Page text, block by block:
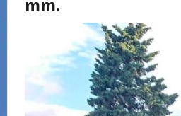
mm.